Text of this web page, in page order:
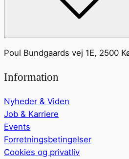
Poul Bundgaards vej 1E, 2500
Information
Nyheder & Viden
Job & Karriere
Events
Forretningsbetingelser
Cookies og privatliv